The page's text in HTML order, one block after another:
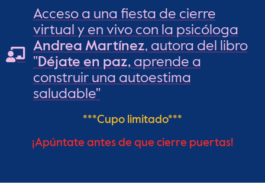
Acceso a una fiesta de cierre
virtual y en vivo con la psicóloga
Andrea Martínez, autora del libro
" Déjate en paz,aprende a
construir una autoestima
saludable"
***Cupo limitado***
¡Apúntate antes de que cierre puertas!